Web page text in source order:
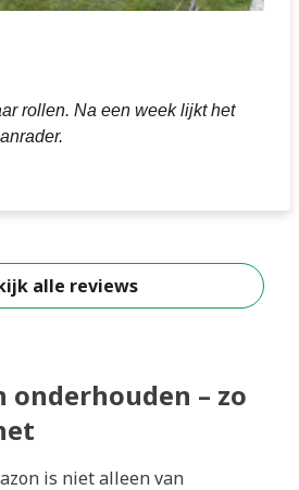
rollen. Na een week lijkt het
alle reviews
onderhouden – zo
is niet alleen van